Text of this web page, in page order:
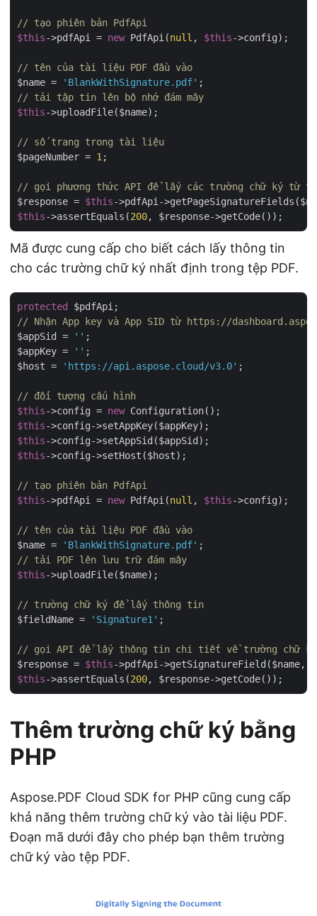
// tạo phiên bản PdfApi
$this->pdfApi = new PdfApi(null , $this->config);
// tên của tài liệu PDF đầu vào
$name =
'BlankWithSignature.pdf'
// tải tập tin lên bộ nhớ đám mây
$this->uploadFile($name);
// số trang trong tài liệu
$pageNumber = 1;
// gọi phương thức API để lấy các trường chữ ký từ
$response = $this->pdfApi-
$this->assertEquals(200
Mã được cung cấp cho biết cách lấy thông tin
cho các trường chữ ký nhất định trong tệp PDF.
protected
// Nhận App key và App SID từ https://
$appSid =
'' ;
$appKey =
'' ;
$host =
'https://api.aspose.cloud/v3.0' ;
// đối tượng cấu hình
$this->config = new
$this
$this
$this->config->setHost($host);
// tạo phiên bản PdfApi
$this->pdfApi = new PdfApi(null , $this->config);
// tên của tài liệu PDF đầu vào
$name =
'BlankWithSignature.pdf'
// tải PDF lên lưu trữ đám mây
$this->uploadFile($name);
// trường chữ ký để lấy thông tin
$fieldName =
'Signature1' ;
// gọi API để lấy thông tin chi tiết về trường chữ ký
$response = $this->pdfApi->getSignatureField($name,
$this->assertEquals(200
Thêm trường chữ ký bằng
PHP
Aspose.PDF Cloud SDK for PHP cũng cung cấp
khả năng thêm trường chữ ký vào tài liệu PDF.
Đoạn mã dưới đây cho phép bạn thêm trường
chữ ký vào tệp PDF.